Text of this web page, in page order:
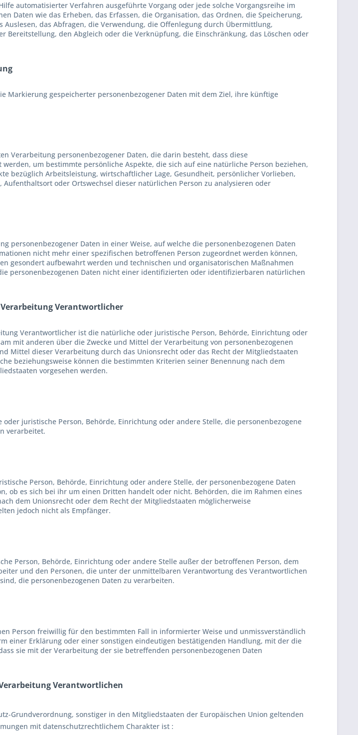
automatisierter Verfahren ausgeführte Vorgang oder jede solche Vorgangsreihe im
Daten wie das Erheben, das Erfassen, die Organisation, das Ordnen, die Speicherung,
Auslesen, das Abfragen, die Verwendung, die Offenlegung durch Übermittlung,
Bereitstellung, den Abgleich oder die Verknüpfung, die Einschränkung, das Löschen oder
Markierung gespeicherter personenbezogener Daten mit dem Ziel, ihre künftige
Verarbeitung personenbezogener Daten, die darin besteht, dass diese
werden, um bestimmte persönliche Aspekte, die sich auf eine natürliche Person beziehen,
bezüglich Arbeitsleistung, wirtschaftlicher Lage, Gesundheit, persönlicher Vorlieben,
Aufenthaltsort oder Ortswechsel dieser natürlichen Person zu analysieren oder
personenbezogener Daten in einer Weise, auf welche die personenbezogenen Daten
nicht mehr einer spezifischen betroffenen Person zugeordnet werden können,
gesondert aufbewahrt werden und technischen und organisatorischen Maßnahmen
personenbezogenen Daten nicht einer identifizierten oder identifizierbaren natürlichen
Verantwortlicher
Verantwortlicher ist die natürliche oder juristische Person, Behörde, Einrichtung oder
mit anderen über die Zwecke und Mittel der Verarbeitung von personenbezogenen
Mittel dieser Verarbeitung durch das Unionsrecht oder das Recht der Mitgliedstaaten
beziehungsweise können die bestimmten Kriterien seiner Benennung nach dem
vorgesehen werden.
juristische Person, Behörde, Einrichtung oder andere Stelle, die personenbezogene
verarbeitet.
Person, Behörde, Einrichtung oder andere Stelle, der personenbezogene Daten
ob es sich bei ihr um einen Dritten handelt oder nicht. Behörden, die im Rahmen eines
dem Unionsrecht oder dem Recht der Mitgliedstaaten möglicherweise
jedoch nicht als Empfänger.
Person, Behörde, Einrichtung oder andere Stelle außer der betroffenen Person, dem
und den Personen, die unter der unmittelbaren Verantwortung des Verantwortlichen
die personenbezogenen Daten zu verarbeiten.
Person freiwillig für den bestimmten Fall in informierter Weise und unmissverständlich
einer Erklärung oder einer sonstigen eindeutigen bestätigenden Handlung, mit der die
sie mit der Verarbeitung der sie betreffenden personenbezogenen Daten
Verantwortlichen
Grundverordnung, sonstiger in den Mitgliedstaaten der Europäischen Union geltenden
mit datenschutzrechtlichem Charakter ist :